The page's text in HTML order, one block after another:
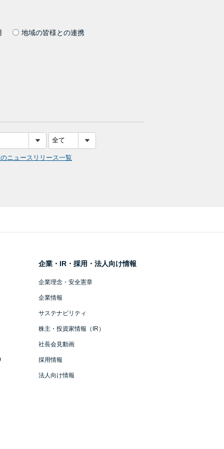
地域の皆様との連携
ニュースリリース一覧
企業・IR・採用・法人向け情報
企業理念・安全憲章
企業情報
サステナビリティ
株主・投資家情報（IR）
社長会見動画
採用情報
法人向け情報